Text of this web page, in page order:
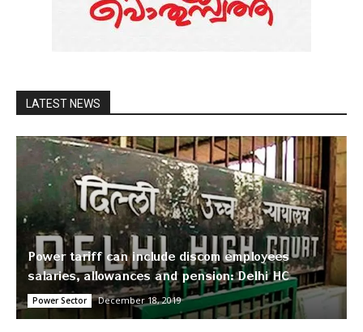
LATEST NEWS
Power tariff can include discom employees
salaries, allowances and pension: Delhi HC
Power Sector December 18, 2019